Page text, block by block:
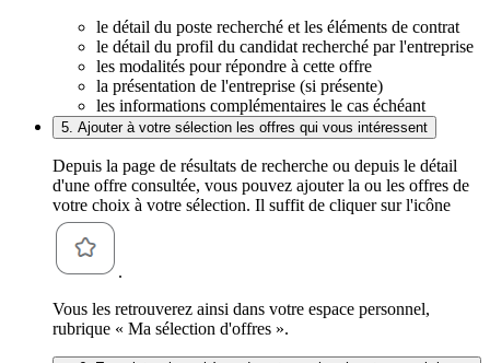
le détail du poste recherché et les éléments de contrat
le détail du profil du candidat recherché par l'entreprise
les modalités pour répondre à cette offre
la présentation de l'entreprise (si présente)
les informations complémentaires le cas échéant
5. Ajouter à votre sélection les offres qui vous intéressent
Depuis la page de résultats de recherche ou depuis le détail
d'une offre consultée, vous pouvez ajouter la ou les offres de
votre choix à votre sélection. Il suffit de cliquer sur l'icône
.
Vous les retrouverez ainsi dans votre espace personnel,
rubrique « Ma sélection d'offres ».